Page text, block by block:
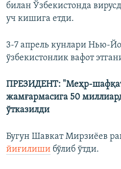
билан Ўзбекистонда
уч кишига етди.
3-7 апрель кунлари Нью-
ўзбекистонлик вафот
ПРЕЗИДЕНТ: "Меҳр-шафқат
жамғармасига 50
ўтказилди
Бугун Шавкат Мирзиёев
йиғилиши бўлиб ўтди.